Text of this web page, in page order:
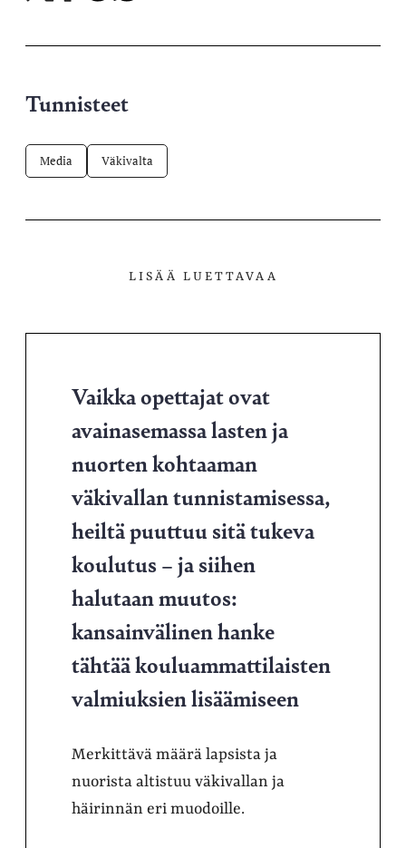
X-
Facebookissa
Telegramissa
WhatsAppissa
Tunnisteet
Media Väkivalta
LISÄÄ LUETTAVAA
Vaikka opettajat ovat
avainasemassa lasten ja
nuorten kohtaaman
väkivallan tunnistamisessa,
heiltä puuttuu sitä tukeva
koulutus – ja siihen
halutaan muutos:
kansainvälinen hanke
tähtää kouluammattilaisten
valmiuksien lisäämiseen
Merkittävä määrä lapsista ja
nuorista altistuu väkivallan ja
häirinnän eri muodoille.